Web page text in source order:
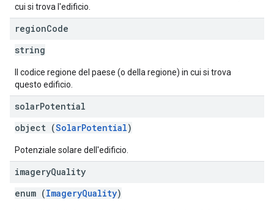
cui si trova l'edificio.
regionCode
string
Il codice regione del paese (o della regione) in cui si trova
questo edificio.
solarPotential
object (SolarPotential)
Potenziale solare dell'edificio.
imageryQuality
enum (ImageryQuality)